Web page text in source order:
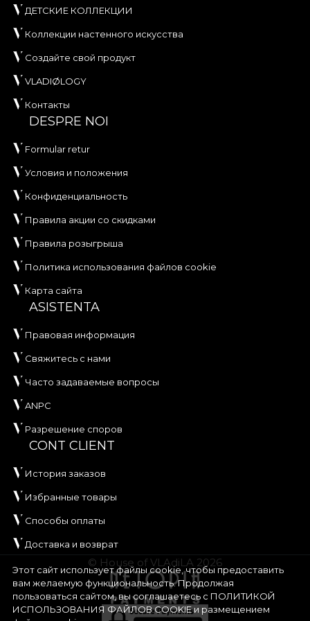
Этот сайт использует файлы cookie, чтобы предоставить
вам желаемую функциональность. Продолжая
пользоваться сайтом, вы соглашаетесь с ПОЛИТИКОЙ
ИСПОЛЬЗОВАНИЯ ФАЙЛОВ COOKIEи размещением
ДЕТСКИЕ КОЛЛЕКЦИИ
Коллекции настенного искусства
Создайте свой продукт
VLADIØLOGY
Контакты
DESPRE NOI
Formular retur
Условия и положения
Конфиденциальность
Правила акции со скидками
Правила розыгрыша
Политика использования файлов cookie
Карта сайта
ASISTENTA
Правовая информация
Свяжитесь с нами
Часто задаваемые вопросы
ANPC
Разрешение споров
CONT CLIENT
История заказов
Избранные товары
Способы оплаты
Доставка и возврат
© House of VLAdiLA 2026